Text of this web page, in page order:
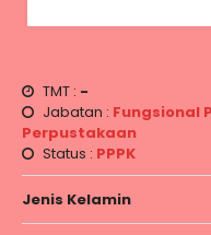
TMT : -
Jabatan : Fungsional
Perpustakaan
Status : PPPK
Jenis Kelamin